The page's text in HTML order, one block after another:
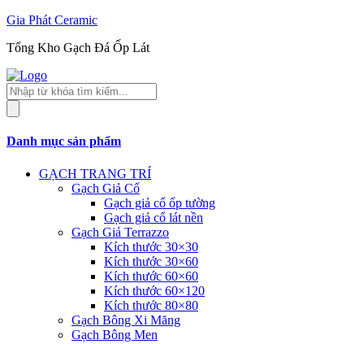
Gia Phát Ceramic
Tổng Kho Gạch Đá Ốp Lát
Tìm
kiếm
sản
Danh mục sản phẩm
GẠCH TRANG TRÍ
Gạch Giả Cổ
Gạch giả cổ ốp tường
Gạch giả cổ lát nền
Gạch Giả Terrazzo
Kích thước 30×30
Kích thước 30×60
Kích thước 60×60
Kích thước 60×120
Kích thước 80×80
Gạch Bông Xi Măng
Gạch Bông Men